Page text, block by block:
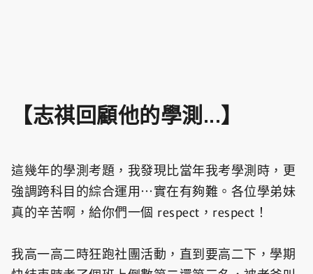
【志祺回顧他的學測...】
這幾年的學測考題，我發現比當年我考學測時，更
強調跨科目的綜合運用⋯實在有夠難。各位學弟妹
真的辛苦啊，給你們一個 respect，respect！
我高一高二時狂跑社團活動，直到要高二下，學期